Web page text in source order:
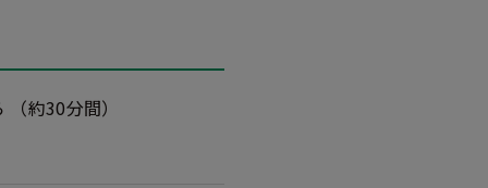
約30分間）